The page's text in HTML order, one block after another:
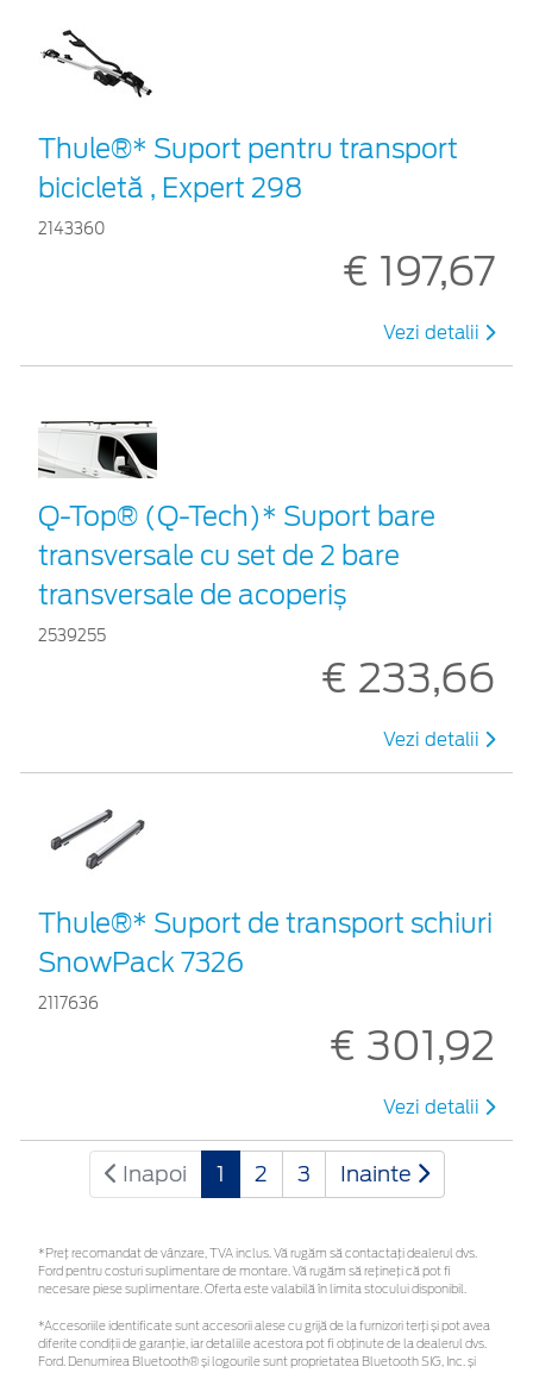
Thule®* Suport pentru transport
bicicletă , Expert 298
2143360
€ 197,67
Vezi detalii
Q-Top® (Q-Tech)* Suport bare
transversale cu set de 2 bare
transversale de acoperiș
2539255
€ 233,66
Vezi detalii
Thule®* Suport de transport schiuri
SnowPack 7326
2117636
€ 301,92
Vezi detalii
Inapoi 1 2 3 Inainte
*Preţ recomandat de vânzare, TVA inclus. Vă rugăm să contactaţi dealerul dvs.
Ford pentru costuri suplimentare de montare. Vă rugăm să rețineți că pot fi
necesare piese suplimentare. Oferta este valabilă în limita stocului disponibil.
*Accesoriile identificate sunt accesorii alese cu grijă de la furnizori terți și pot avea
diferite condiții de garanție, iar detaliile acestora pot fi obținute de la dealerul dvs.
Ford. Denumirea Bluetooth® și logourile sunt proprietatea Bluetooth SIG, Inc. și